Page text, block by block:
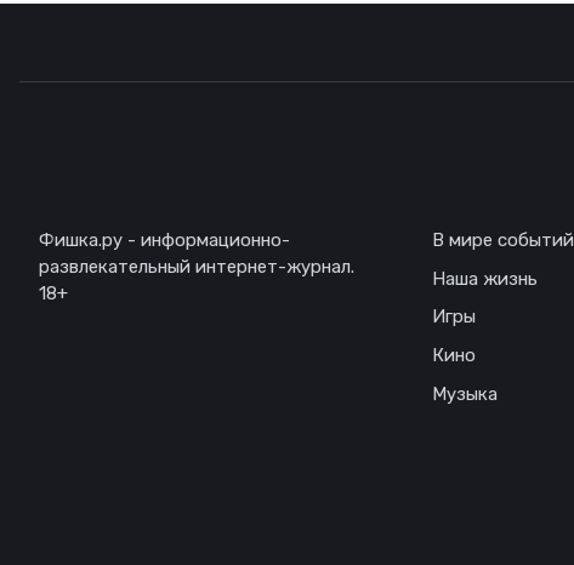
Фишка.ру - информационно-
развлекательный интернет-журнал.
18+
В мире событий
Наша жизнь
Игры
Кино
Музыка